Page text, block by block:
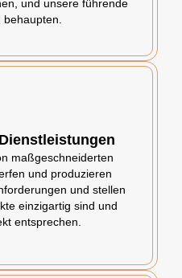
und unsere führende
maßgeschneiderten
und produzieren
und stellen
einzigartig sind und
entsprechen.